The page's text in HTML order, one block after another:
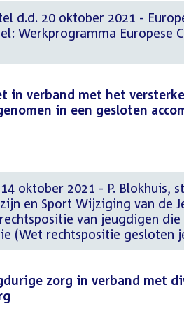
d.d. 20 oktober 2021 -
Werkprogramma Europese
in verband met het
in een gesloten
oktober 2021 - P. Blokhuis,
en Sport Wijziging van de
van jeugdigen
(Wet rechtspositie gesloten
zorg in verband met